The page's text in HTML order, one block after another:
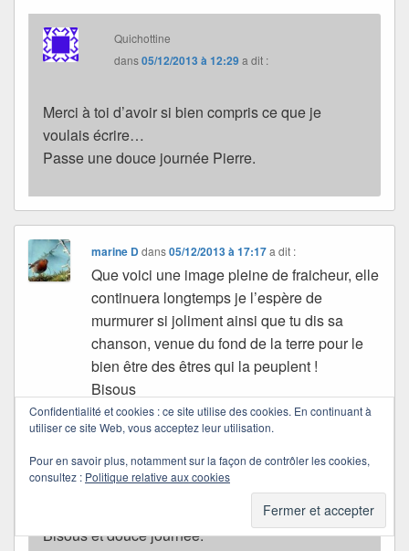
Quichottine
dans05/12/2013 à 12:29a dit :
Merci à toi d’avoir si bien compris ce que je
voulais écrire…
Passe une douce journée Pierre.
marine Ddans05/12/2013 à 17:17 a dit :
Que voici une image pleine de fraicheur, elle
continuera longtemps je l’espère de
murmurer si joliment ainsi que tu dis sa
chanson, venue du fond de la terre pour le
bien être des êtres qui la peuplent !
Bisous
Quichottine
dans06/12/2013 à 10:15a dit :
Merci pour tes mots offerts, Marine.
Bisous et douce journée.
Confidentialité et cookies : ce site utilise des cookies. En continuant à
utiliser ce site Web, vous acceptez leur utilisation.
Pour en savoir plus, notamment sur la façon de contrôler les cookies,
consultez : Politique relative aux cookies